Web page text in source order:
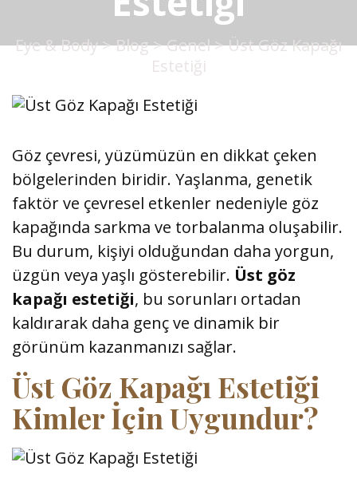
Eye & Body>Blog>Genel>Üst Göz Kapağı
Estetiği
Göz çevresi, yüzümüzün en dikkat çeken
bölgelerinden biridir. Yaşlanma, genetik
faktör ve çevresel etkenler nedeniyle göz
kapağında sarkma ve torbalanma oluşabilir.
Bu durum, kişiyi olduğundan daha yorgun,
üzgün veya yaşlı gösterebilir. Üst göz
kapağı estetiği, bu sorunları ortadan
kaldırarak daha genç ve dinamik bir
görünüm kazanmanızı sağlar.
Üst Göz Kapağı Estetiği
Kimler İçin Uygundur?